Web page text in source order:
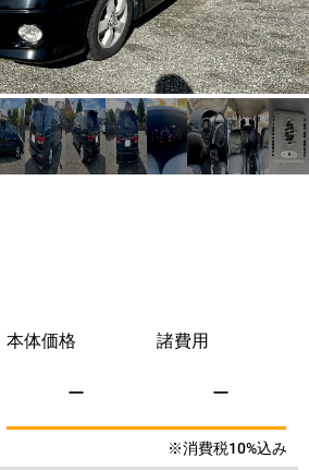
本体価格
ー
諸費用
ー
※消費税10%込み